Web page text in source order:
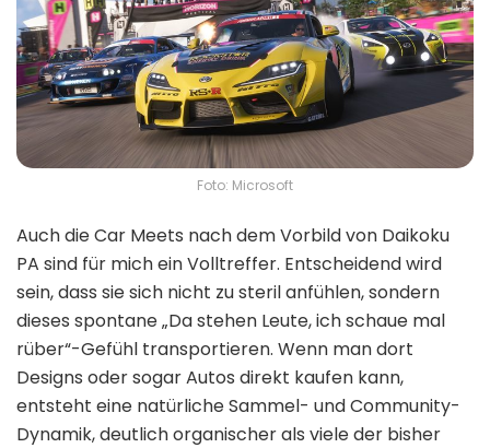
Foto: Microsoft
Auch die Car Meets nach dem Vorbild von Daikoku
PA sind für mich ein Volltreffer. Entscheidend wird
sein, dass sie sich nicht zu steril anfühlen, sondern
dieses spontane „Da stehen Leute, ich schaue mal
rüber“-Gefühl transportieren. Wenn man dort
Designs oder sogar Autos direkt kaufen kann,
entsteht eine natürliche Sammel- und Community-
Dynamik, deutlich organischer als viele der bisher